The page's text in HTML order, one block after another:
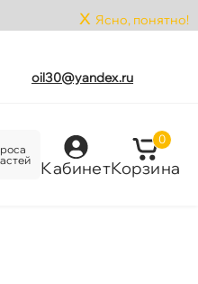
x Ясно, понятно!
oil30@yandex.ru
Кабинет
0
Корзина